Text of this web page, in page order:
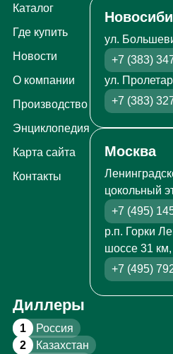
Каталог
Где купить
Новости
О компании
Производство
Энциклопедия
Карта сайта
Контакты
ул.
+7 (383)
ул.
+7 (383)
Москва
цокольный
+7 (495)
р.п. Горки
шоссе 31
+7 (495)
Диллеры
1 Россия
2 Казахстан